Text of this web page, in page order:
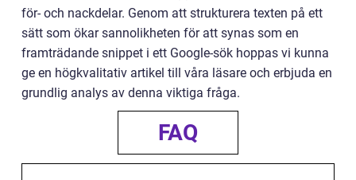
för- och nackdelar. Genom att strukturera texten på ett
sätt som ökar sannolikheten för att synas som en
framträdande snippet i ett Google-sök hoppas vi kunna
ge en högkvalitativ artikel till våra läsare och erbjuda en
grundlig analys av denna viktiga fråga.
FAQ